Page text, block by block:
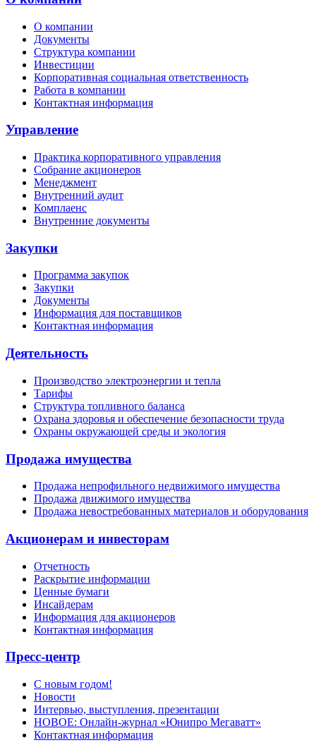
О компании
Документы
Структура компании
Инвестиции
Корпоративная социальная ответственность
Работа в компании
Контактная информация
Управление
Практика корпоративного управления
Собрание акционеров
Менеджмент
Внутренний аудит
Комплаенс
Внутренние документы
Закупки
Программа закупок
Закупки
Документы
Информация для поставщиков
Контактная информация
Деятельность
Производство электроэнергии и тепла
Тарифы
Структура топливного баланса
Охрана здоровья и обеспечение безопасности труда
Охраны окружающей среды и экология
Продажа имущества
Продажа непрофильного недвижимого имущества
Продажа движимого имущества
Продажа невостребованных материалов и оборудования
Акционерам и инвесторам
Отчетность
Раскрытие информации
Ценные бумаги
Инсайдерам
Информация для акционеров
Контактная информация
Пресс-центр
С новым годом!
Новости
Интервью, выступления, презентации
НОВОЕ: Онлайн-журнал «Юнипро Мегаватт»
Контактная информация